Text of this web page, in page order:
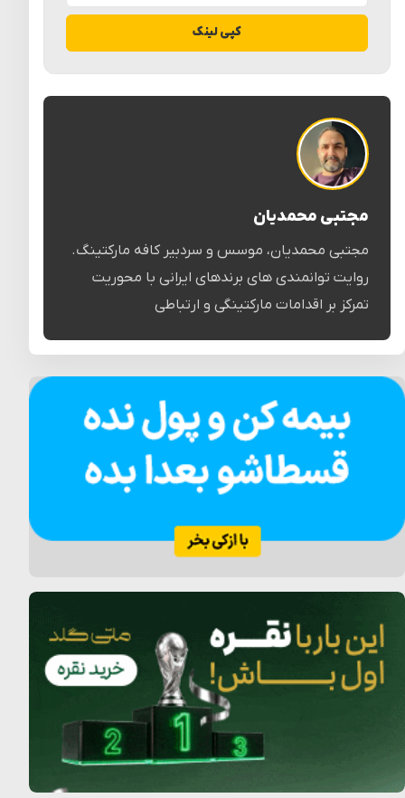
کپی لینک
مجتبی محمدیان
مجتبی محمدیان، موسس و سردبیر کافه مارکتینگ.
روایت توانمندی های برندهای ایرانی با محوریت
تمرکز بر اقدامات مارکتینگی و ارتباطی